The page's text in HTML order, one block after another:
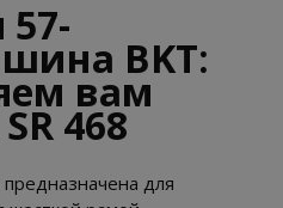
57-
BKT:
вам
468
для